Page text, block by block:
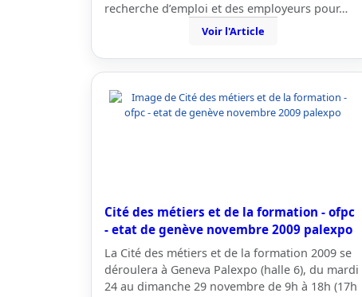
recherche d’emploi et des employeurs pour…
Voir l'Article
Cité des métiers et de la formation - ofpc
- etat de genève novembre 2009 palexpo
La Cité des métiers et de la formation 2009 se
déroulera à Geneva Palexpo (halle 6), du mardi
24 au dimanche 29 novembre de 9h à 18h (17h